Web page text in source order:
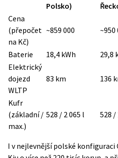
Polsko)
Cena
(přepočet
na Kč)
~859 000 ~950
Baterie 18,4 kWh 29,8
Elektrický
dojezd
WLTP
83 km 136
Kufr
(základní /
max.)
528 / 2 065 l 528 /
I v nejlevnější polské konfiguraci